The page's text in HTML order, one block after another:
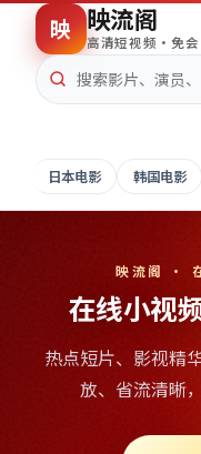
映 映流阁
高清短视频·免会
日本电影 韩国电影
映流阁 ·
在线小视
热点短片、影视精
放、省流清晰，